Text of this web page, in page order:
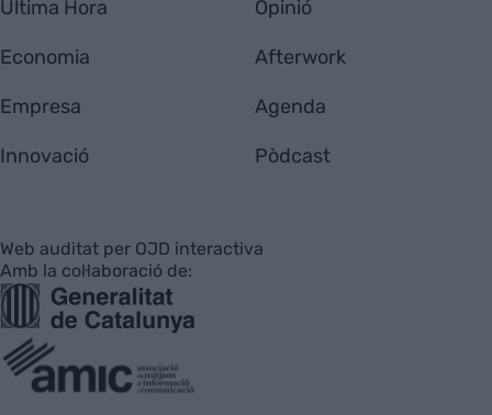
Última Hora
Economia
Empresa
Innovació
Opinió
Afterwork
Agenda
Pòdcast
Web auditat per OJD interactiva
Amb la col·laboració de: